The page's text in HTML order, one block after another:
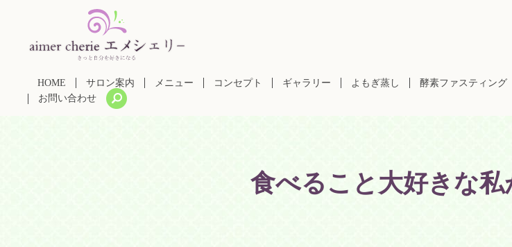
HOME サロン案内 メニュー コンセプト ギャラリー よもぎ蒸し 酵素ファスティング
お問い合わせ
食べること大好きな私